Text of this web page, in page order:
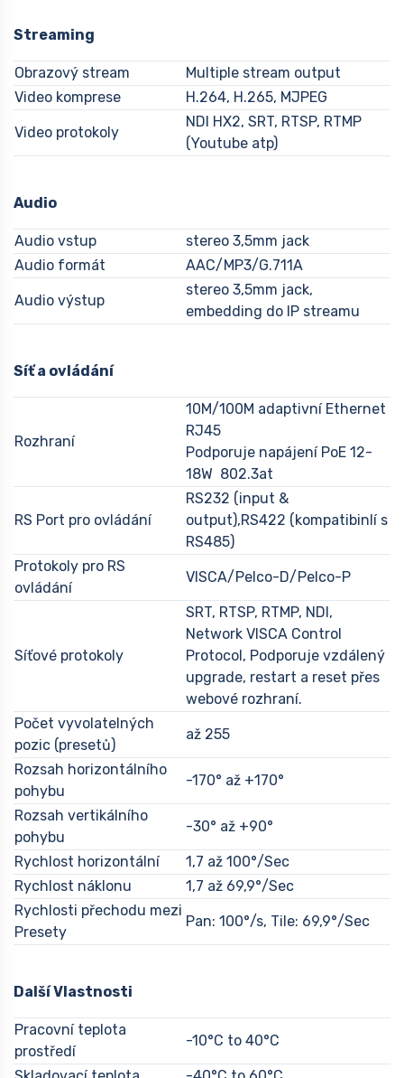
Streaming
Obrazový stream
Multiple stream output
Video komprese
H.264, H.265, MJPEG
Video protokoly
NDI HX2, SRT, RTSP, RTMP
(Youtube atp)
Audio
Audio vstup
stereo 3,5mm jack
Audio formát
AAC/MP3/G.711A
Audio výstup
stereo 3,5mm jack,
embedding do IP streamu
Síť a ovládání
Rozhraní
10M/100M adaptivní Ethernet
RJ45
Podporuje napájení PoE 12-
18W 802.3at
RS Port pro ovládání
RS232 (input &
output),RS422 (kompatibinlí s
RS485)
Protokoly pro RS
ovládání
VISCA/Pelco-D/Pelco-P
Síťové protokoly
SRT, RTSP, RTMP, NDI,
Network VISCA Control
Protocol, Podporuje vzdálený
upgrade, restart a reset přes
webové rozhraní.
Počet vyvolatelných
pozic (presetů)
až 255
Rozsah horizontálního
pohybu
-170° až +170°
Rozsah vertikálního
pohybu
-30° až +90°
Rychlost horizontální
1,7 až 100°/Sec
Rychlost náklonu
1,7 až 69,9°/Sec
Rychlosti přechodu mezi
Presety
Pan: 100°/s, Tile: 69,9°/Sec
Další Vlastnosti
Pracovní teplota
prostředí
-10°C to 40°C